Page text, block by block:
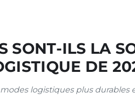
SONT-ILS LA
DE
modes logistiques plus durables